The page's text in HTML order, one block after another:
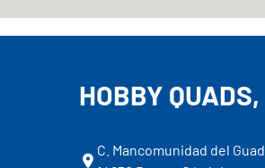
HOBBY
C. Mancomunidad del